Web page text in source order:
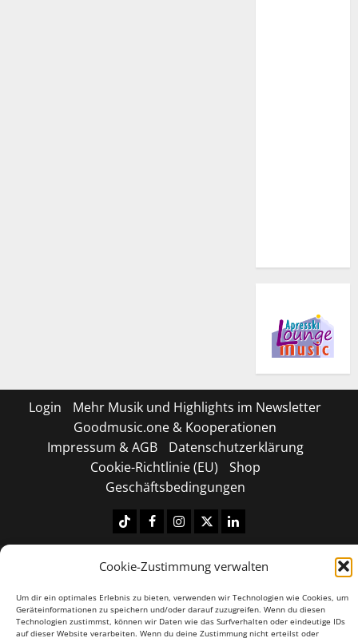
Cookie-Zustimmung verwalten
Um dir ein optimales Erlebnis zu bieten, verwenden wir Technologien wie Cookies, um
Geräteinformationen zu speichern und/oder darauf zuzugreifen. Wenn du diesen
Technologien zustimmst, können wir Daten wie das Surfverhalten oder eindeutige IDs
auf dieser Website verarbeiten. Wenn du deine Zustimmung nicht erteilst oder
Login
Mehr Musik und Highlights im Newsletter
Goodmusic.one & Kooperationen
Impressum & AGB
Datenschutzerklärung
Cookie-Richtlinie (EU)
Shop
Geschäftsbedingungen
TiktokFacebook
Instagram
X LinkedIN
Copyright © 2026 All rights reserved.|MoreNews
by